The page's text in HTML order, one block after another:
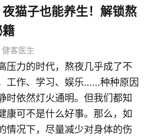
猫子也能养生！解锁熬
客医生
压力的时代，熬夜几乎成了不
工作、学习、娱乐……种种原因
时依然灯火通明。但我们都知
康可不是什么好事。那么，如
情况下，尽量减少对身体的伤